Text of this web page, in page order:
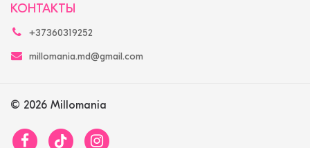
КОНТАКТЫ
+37360319252
millomania.md@gmail.com
© 2026 Millomania